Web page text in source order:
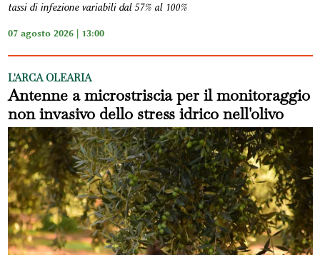
tassi di infezione variabili dal 57% al 100%
07 agosto 2026 | 13:00
L'ARCA OLEARIA
Antenne a microstriscia per il monitoraggio
non invasivo dello stress idrico nell'olivo